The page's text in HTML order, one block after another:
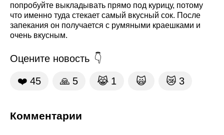
попробуйте выкладывать прямо под курицу, потому
что именно туда стекает самый вкусный сок. После
запекания он получается с румяными краешками и
очень вкусным.
Оцените новость
❤️ 45 🙏 5 😹 1 🙀 😿 3
Комментарии